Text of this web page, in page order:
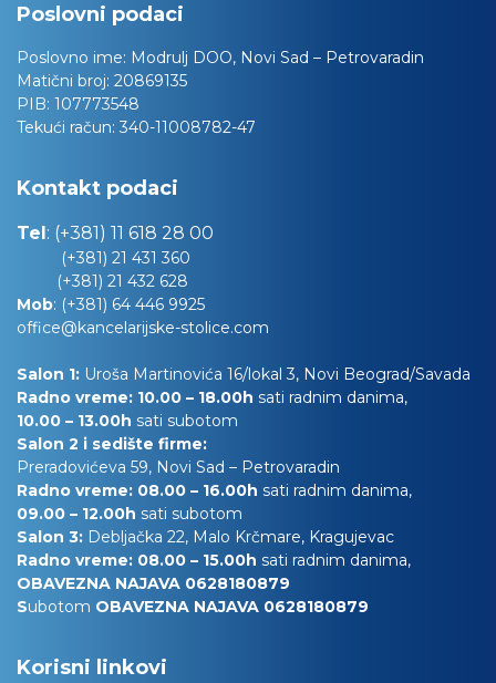
Poslovni podaci
Poslovno ime: Modrulj DOO, Novi Sad – Petrovaradin
Matični broj: 20869135
PIB: 107773548
Tekući račun: 340-11008782-47
Kontakt podaci
Tel: (+381) 11 618 28 00
(+381) 21 431 360
(+381) 21 432 628
Mob: (+381) 64 446 9925
office@kancelarijske-stolice.com
Salon 1: Uroša Martinovića 16/lokal 3, Novi Beograd/Savada
Radno vreme: 10.00 – 18.00h sati radnim danima,
10.00 – 13.00h sati subotom
Salon 2 i sedište firme:
Preradovićeva 59, Novi Sad – Petrovaradin
Radno vreme: 08.00 – 16.00h sati radnim danima,
09.00 – 12.00h sati subotom
Salon 3: Debljačka 22, Malo Krčmare, Kragujevac
Radno vreme: 08.00 – 15.00h sati radnim danima,
OBAVEZNA NAJAVA 0628180879
Subotom OBAVEZNA NAJAVA 0628180879
Korisni linkovi